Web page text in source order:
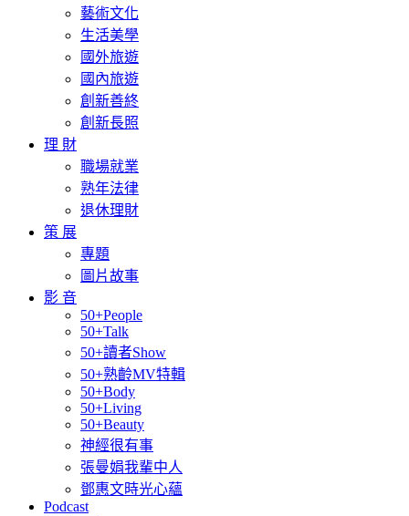
藝術文化
生活美學
國外旅遊
國內旅遊
創新善終
創新長照
理 財
職場就業
熟年法律
退休理財
策 展
專題
圖片故事
影 音
50+People
50+Talk
50+讀者Show
50+熟齡MV特輯
50+Body
50+Living
50+Beauty
神經很有事
張曼娟我輩中人
鄧惠文時光心蘊
Podcast